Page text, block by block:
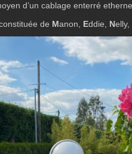
d’un cablage enterré
de Manon, Eddie, Nelly,